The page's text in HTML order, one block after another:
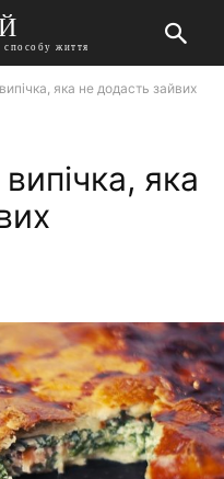
життя
яка не додасть зайвих
яка